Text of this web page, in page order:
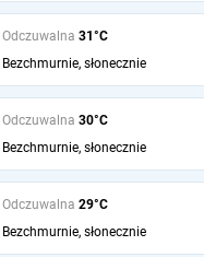
Odczuwalna 31°C
Bezchmurnie, słonecznie
Odczuwalna 30°C
Bezchmurnie, słonecznie
Odczuwalna 29°C
Bezchmurnie, słonecznie